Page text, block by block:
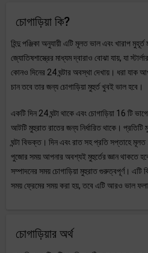
চোগাড়িয়া কি?
হিন্দু পঞ্জিকা অনুযায়ী এটি মূলত ভাল এবং খারাপ
জ্যোতিষশাস্ত্রের মাধ্যম দ্বারাও বোঝা যায়, যা
কোনও দিনের 24 ঘন্টার অবস্থা দেখায়। ধরা
চান তবে তার জন্য চোগাড়িয়া মুহুর্ত খুবই ভাল হবে।
একটি দিন 24 ঘন্টা থাকে এবং চোগাড়িয়া 16 টি
আটটি মুহুরাত রাতের জন্য নির্ধারিত থাকে। প্রতিটি
ঘন্টা বিভক্ত। দিন এবং রাত সহ প্রতি সপ্তাহে মূলত
পুজোর সময় আপনার অবশ্যই মুহুর্তের জ্ঞান থাকতে
সম্পাদনের সময় চোগাড়িয়া মুহুরাত গুরুত্বপূর্ণ।
সময় ফ্রেমের সময় করা হয়, তবে এটি আরও ভাল
চোগাড়িয়ার অর্থ